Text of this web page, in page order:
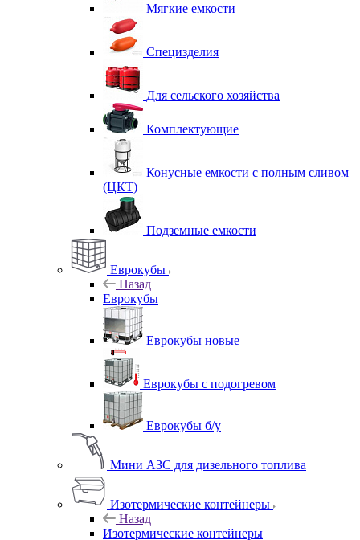
Мягкие емкости
Специзделия
Для сельского хозяйства
Комплектующие
Конусные емкости с полным сливом
(ЦКТ)
Подземные емкости
Еврокубы
Назад
Еврокубы
Еврокубы новые
Еврокубы с подогревом
Еврокубы б/у
Мини АЗС для дизельного топлива
Изотермические контейнеры
Назад
Изотермические контейнеры